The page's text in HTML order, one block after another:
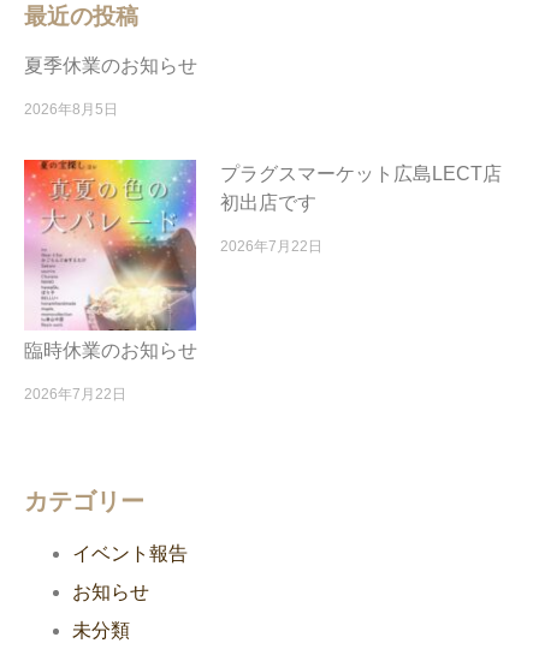
最近の投稿
夏季休業のお知らせ
2026年8月5日
プラグスマーケット広島LECT店
初出店です
2026年7月22日
臨時休業のお知らせ
2026年7月22日
カテゴリー
イベント報告
お知らせ
未分類